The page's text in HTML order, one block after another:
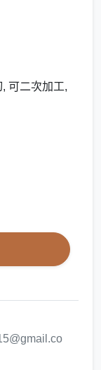
可二次加工,